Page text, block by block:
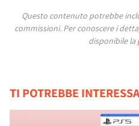
Questo contenuto potrebbe
commissioni. Per conoscere i
disponibile la
TI POTREBBE